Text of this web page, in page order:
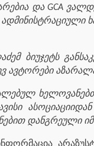
და GCA
ბიუჯეტს
ავტორები
დანგრეული